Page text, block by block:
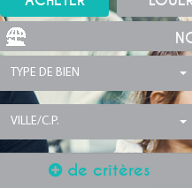
TYPE DE BIEN
VILLE/C.P.
de critères